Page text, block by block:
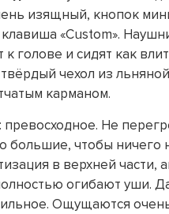
изящный, кнопок
«Custom».
к голове и сидят как
чехол из
карманом.
: превосходное. Не
большие, чтобы ничего
в верхней
огибают уши.
Ощущаются